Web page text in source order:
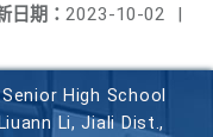
日期： 2023-10-02 |
High School
Li, Jiali Dist.,